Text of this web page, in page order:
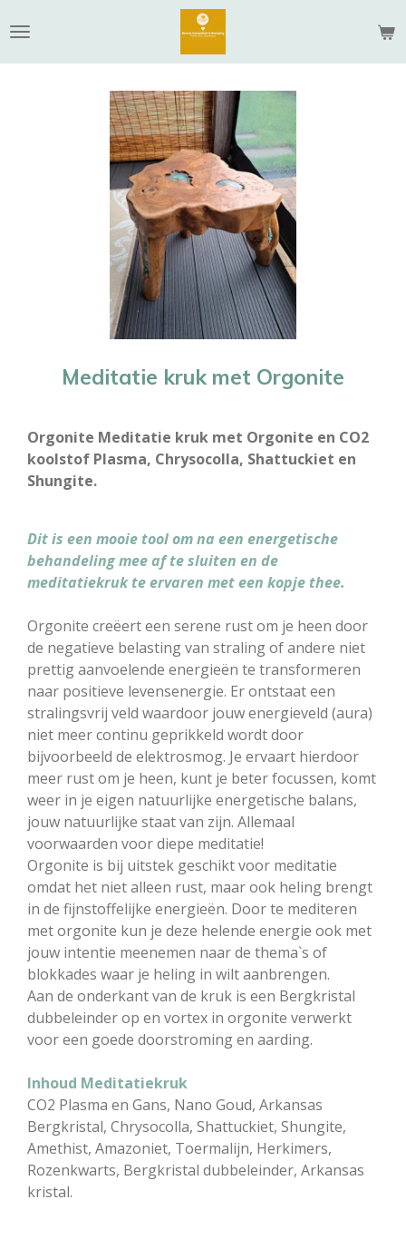
direct
naar
Meditatie kruk met Orgonite
Orgonite Meditatie kruk met Orgonite en CO2
koolstof Plasma, Chrysocolla, Shattuckiet en
Shungite.
Dit is een mooie tool om na een energetische
behandeling mee af te sluiten en de
meditatiekruk te ervaren met een kopje thee.
Orgonite creëert een serene rust om je heen door
de negatieve belasting van straling of andere niet
prettig aanvoelende energieën te transformeren
naar positieve levensenergie. Er ontstaat een
stralingsvrij veld waardoor jouw energieveld (aura)
niet meer continu geprikkeld wordt door
bijvoorbeeld de elektrosmog. Je ervaart hierdoor
meer rust om je heen, kunt je beter focussen, komt
weer in je eigen natuurlijke energetische balans,
jouw natuurlijke staat van zijn. Allemaal
voorwaarden voor diepe meditatie!
Orgonite is bij uitstek geschikt voor meditatie
omdat het niet alleen rust, maar ook heling brengt
in de fijnstoffelijke energieën. Door te mediteren
met orgonite kun je deze helende energie ook met
jouw intentie meenemen naar de thema`s of
blokkades waar je heling in wilt aanbrengen.
Aan de onderkant van de kruk is een Bergkristal
dubbeleinder op en vortex in orgonite verwerkt
voor een goede doorstroming en aarding.
Inhoud Meditatiekruk
CO2 Plasma en Gans, Nano Goud, Arkansas
Bergkristal, Chrysocolla, Shattuckiet, Shungite,
Amethist, Amazoniet, Toermalijn, Herkimers,
Rozenkwarts, Bergkristal dubbeleinder, Arkansas
kristal.